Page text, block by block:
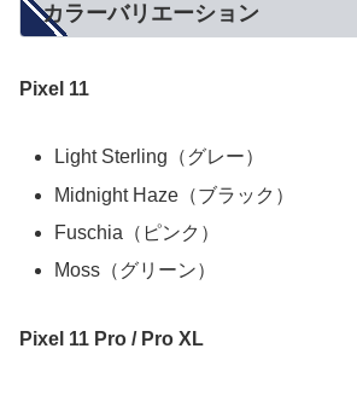
カラーバリエーション
Pixel 11
Light Sterling（グレー）
Midnight Haze（ブラック）
Fuschia（ピンク）
Moss（グリーン）
Pixel 11 Pro / Pro XL